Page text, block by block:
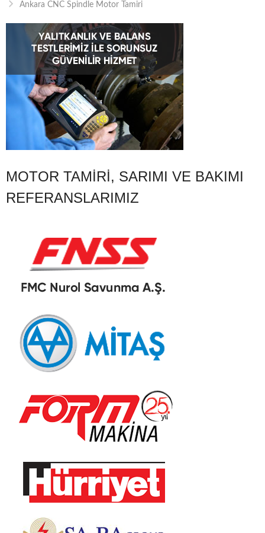
Ankara CNC Spindle Motor Tamiri
MOTOR TAMIRI, SARIMI VE BAKIMI
REFERANSLARIMIZ